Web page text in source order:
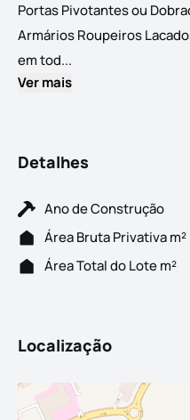
Portas Pivotantes ou
Armários Roupeiros
em tod...
Ver mais
Detalhes
Ano de Construção
Área Bruta Privativa m²
Área Total do Lote m²
Localização